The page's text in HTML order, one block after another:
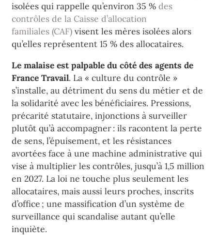
isolées qui rappelle qu’environ 35 % des
contrôles de la Caisse d’allocation
familiales (CAF) visent les mères isolées alors
qu’elles représentent 15 % des allocataires.
Le malaise est palpable du côté des agents de
France Travail. La « culture du contrôle »
s’installe, au détriment du sens du métier et de
la solidarité avec les bénéficiaires. Pressions,
précarité statutaire, injonctions à surveiller
plutôt qu’à accompagner : ils racontent la perte
de sens, l’épuisement, et les résistances
avortées face à une machine administrative qui
vise à multiplier les contrôles, jusqu’à 1,5 million
en 2027. La loi ne touche plus seulement les
allocataires, mais aussi leurs proches, inscrits
d’office ; une massification d’un système de
surveillance qui scandalise autant qu’elle
inquiète.